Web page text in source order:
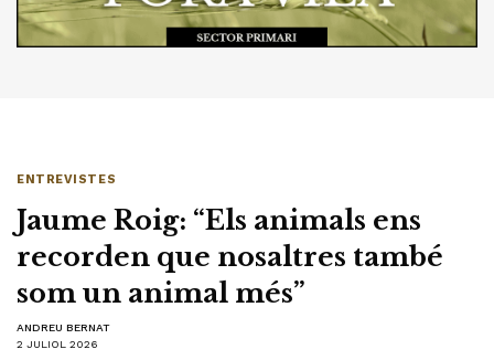
ENTREVISTES
Jaume Roig: “Els animals ens
recorden que nosaltres també
som un animal més”
ANDREU BERNAT
2 JULIOL 2026